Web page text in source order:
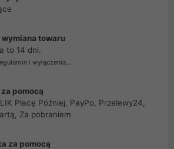
wymiana towaru
to 14 dni.
i wyłączenia...
za pomocą
Płacę Później, PayPo, Przelewy24,
Za pobraniem
za pomocą